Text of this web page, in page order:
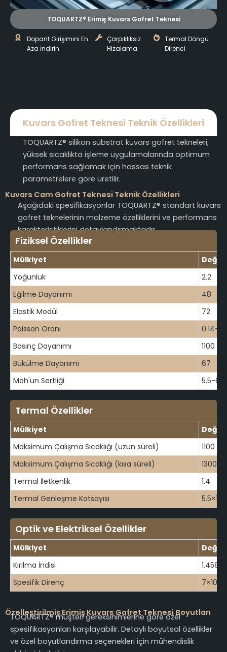
TOQUARTZ® Erimiş Kuvars Gofret Teknesi
Dopant Girişimini En
Aza İndirin
Çarpıklıksız
Hizalama
Termal Döngü
Direnci
Kuvars Gofret Teknesi Teknik Özellikleri
TOQUARTZ® silikon substrat kuvars gofret tekneleri,
yüksek sıcaklıkta işleme uygulamalarında optimum
performans sağlamak için hassas teknik
parametrelere göre üretilir.
Kuvars Cam Gofret Teknesi Teknik Özellikleri
Aşağıdaki spesifikasyonlar TOQUARTZ® standart kuvars
gofret teknelerinin malzeme özelliklerini ve performans
karakteristiklerini detaylandırmaktadır.
Fiziksel Özellikler
Mülkiyet
Değer
Yoğunluk
2.2
Eğilme Dayanımı
48
Elastik Modül
72
Poisson Oranı
0.14-
Basınç Dayanımı
1100
Bükülme Dayanımı
67
Moh'un Sertliği
5.5-6.5
Termal Özellikler
Mülkiyet
Değer
Maksimum Çalışma Sıcaklığı (uzun süreli)
1100
Maksimum Çalışma Sıcaklığı (kısa süreli)
1300
Termal İletkenlik
1.4
Termal Genleşme Katsayısı
5.5×10-
Optik ve Elektriksel Özellikler
Mülkiyet
Değer
Kırılma İndisi
1.4585
Spesifik Direnç
7×10⁷
Özelleştirilmiş Erimiş Kuvars Gofret Teknesi Boyutları
TOQUARTZ® müşteri gereksinimlerine göre özel
spesifikasyonları karşılayabilir. Detaylı boyutsal özellikler
ve özel boyutlandırma seçenekleri için mühendislik